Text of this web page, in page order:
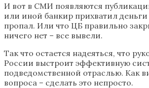
И вот в СМИ появляются
или иной банкир прихватил
пропал. Или что ЦБ правильно
ничего нет – все вывели.
Так что остается надеяться, что
России выстроит эффективную
подведомственной отраслью. Как
вопроса – сделать это непросто.